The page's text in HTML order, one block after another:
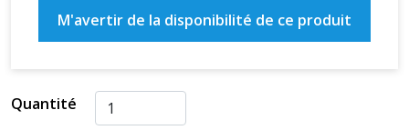
M'avertir de la disponibilité de ce produit
Quantité